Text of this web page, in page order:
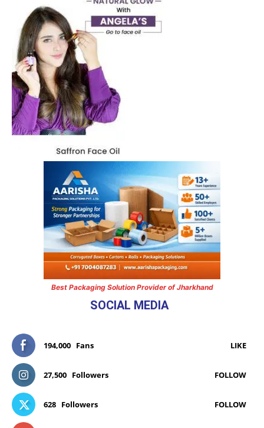
Best Packaging Solution Provider of Jharkhand
SOCIAL MEDIA
194,000 Fans LIKE
27,500 Followers FOLLOW
628 Followers FOLLOW